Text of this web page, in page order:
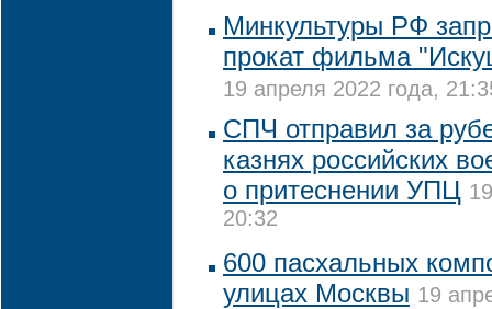
Минкультуры РФ
прокат фильма
19 апреля 2022 года,
СПЧ отправил за
казнях российских
о притеснении УПЦ
20:32
600 пасхальных
улицах Москвы 19